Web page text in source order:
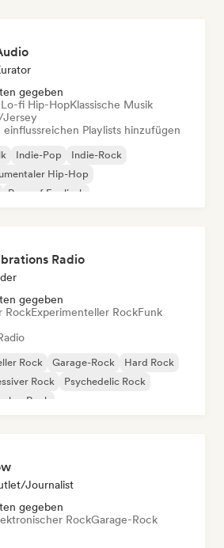
gegeben
fi Hip-HopKlassische Musik
Jersey
Playlists hinzufügen
Indie-Pop
Indie-Rock
Hip-Hop
Rap auf Englisch
Radio
gegeben
RockExperimenteller RockFunk
Rock Garage-Rock
Hard Rock
Rock
Psychedelic Rock
Rock
Journalist
gegeben
RockGarage-Rock